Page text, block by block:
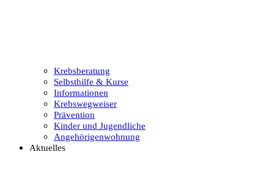
Krebsberatung
Selbsthilfe & Kurse
Informationen
Krebswegweiser
Prävention
Kinder und Jugendliche
Angehörigenwohnung
Aktuelles